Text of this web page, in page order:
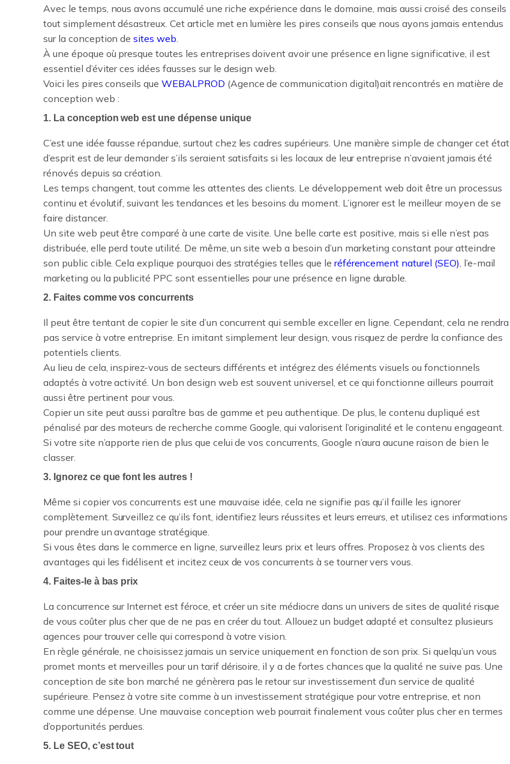
Avec le temps, nous avons accumulé une riche expérience dans le domaine, mais aussi croisé des conseils
tout simplement désastreux. Cet article met en lumière les pires conseils que nous ayons jamais entendus
sur la conception desites web.
À une époque où presque toutes les entreprises doivent avoir une présence en ligne significative, il est
essentiel d’éviter ces idées fausses sur le design web.
Voici les pires conseils queWEBALPROD (Agence de communication digital)ait rencontrés en matière de
conception web :
1. La conception web est une dépense unique
C’est une idée fausse répandue, surtout chez les cadres supérieurs. Une manière simple de changer cet état
d’esprit est de leur demander s’ils seraient satisfaits si les locaux de leur entreprise n’avaient jamais été
rénovés depuis sa création.
Les temps changent, tout comme les attentes des clients. Le développement web doit être un processus
continu et évolutif, suivant les tendances et les besoins du moment. L’ignorer est le meilleur moyen de se
faire distancer.
Un site web peut être comparé à une carte de visite. Une belle carte est positive, mais si elle n’est pas
distribuée, elle perd toute utilité. De même, un site web a besoin d’un marketing constant pour atteindre
son public cible. Cela explique pourquoi des stratégies telles que le référencement naturel (SEO), l’e-mail
marketing ou la publicité PPC sont essentielles pour une présence en ligne durable.
2. Faites comme vos concurrents
Il peut être tentant de copier le site d’un concurrent qui semble exceller en ligne. Cependant, cela ne rendra
pas service à votre entreprise. En imitant simplement leur design, vous risquez de perdre la confiance des
potentiels clients.
Au lieu de cela, inspirez-vous de secteurs différents et intégrez des éléments visuels ou fonctionnels
adaptés à votre activité. Un bon design web est souvent universel, et ce qui fonctionne ailleurs pourrait
aussi être pertinent pour vous.
Copier un site peut aussi paraître bas de gamme et peu authentique. De plus, le contenu dupliqué est
pénalisé par des moteurs de recherche comme Google, qui valorisent l’originalité et le contenu engageant.
Si votre site n’apporte rien de plus que celui de vos concurrents, Google n’aura aucune raison de bien le
classer.
3. Ignorez ce que font les autres !
Même si copier vos concurrents est une mauvaise idée, cela ne signifie pas qu’il faille les ignorer
complètement. Surveillez ce qu’ils font, identifiez leurs réussites et leurs erreurs, et utilisez ces informations
pour prendre un avantage stratégique.
Si vous êtes dans le commerce en ligne, surveillez leurs prix et leurs offres. Proposez à vos clients des
avantages qui les fidélisent et incitez ceux de vos concurrents à se tourner vers vous.
4. Faites-le à bas prix
La concurrence sur Internet est féroce, et créer un site médiocre dans un univers de sites de qualité risque
de vous coûter plus cher que de ne pas en créer du tout. Allouez un budget adapté et consultez plusieurs
agences pour trouver celle qui correspond à votre vision.
En règle générale, ne choisissez jamais un service uniquement en fonction de son prix. Si quelqu’un vous
promet monts et merveilles pour un tarif dérisoire, il y a de fortes chances que la qualité ne suive pas. Une
conception de site bon marché ne génèrera pas le retour sur investissement d’un service de qualité
supérieure. Pensez à votre site comme à un investissement stratégique pour votre entreprise, et non
comme une dépense. Une mauvaise conception web pourrait finalement vous coûter plus cher en termes
d’opportunités perdues.
5. Le SEO, c’est tout